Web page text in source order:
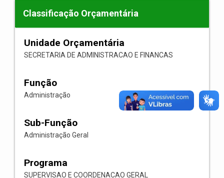
Classificação Orçamentária
Unidade Orçamentária
SECRETARIA DE ADMINISTRACAO E FINANCAS
Função
Administração
Sub-Função
Administração Geral
Programa
SUPERVISAO E COORDENACAO GERAL